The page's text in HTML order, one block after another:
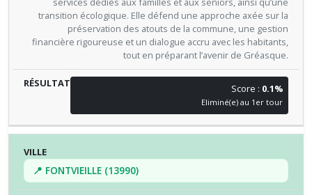
transition écologique. Elle défend une approche axée sur la
préservation des atouts de la commune, une gestion
financière rigoureuse et un dialogue accru avec les habitants,
tout en préparant l’avenir de Gréasque.
Score : 0.1%
Eliminé(e) au 1er tour
📍 FONTVIEILLE (13990)